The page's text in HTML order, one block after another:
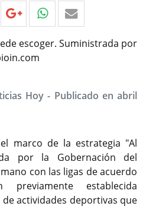
escoger. Suministrada por
Hoy - Publicado en abril
marco de la estrategia "Al
por la Gobernación del
con las ligas de acuerdo
establecida
actividades deportivas que